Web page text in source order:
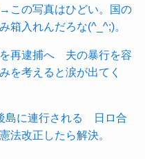
この写真はひどい。国の
箱入れんだろな(^_^;)。
再逮捕へ 夫の暴行を容
を考えると涙が出てく
島に連行される 日ロ合
法改正したら解決。